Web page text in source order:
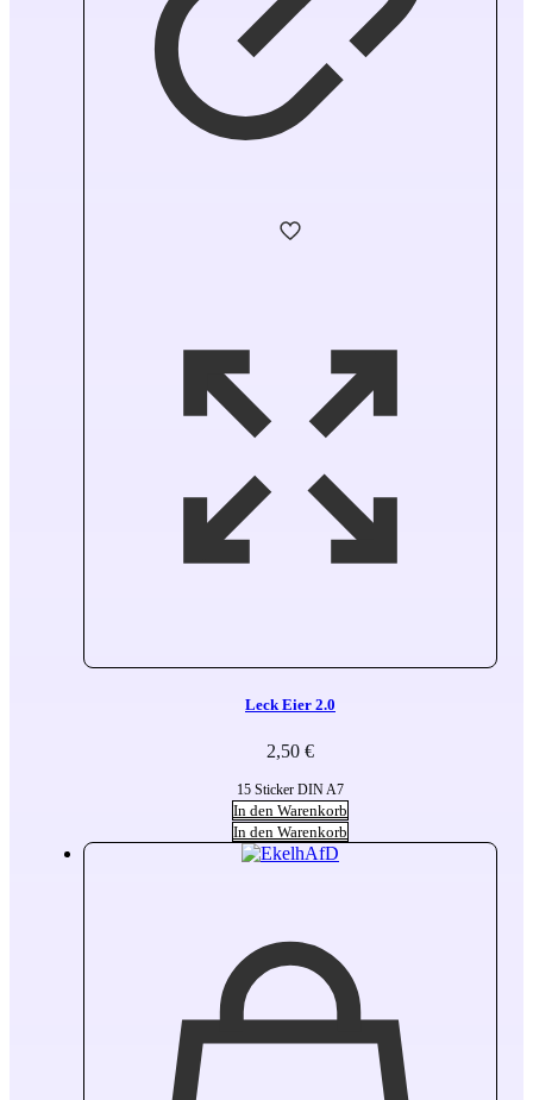
Leck Eier 2.0
2,50 €
15 Sticker DIN A7
In den Warenkorb
In den Warenkorb